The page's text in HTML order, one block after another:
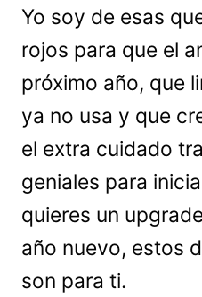
Yo soy de esas
rojos para que el
próximo año, que
ya no usa y que
el extra cuidado
geniales para
quieres un
año nuevo, estos
son para ti.